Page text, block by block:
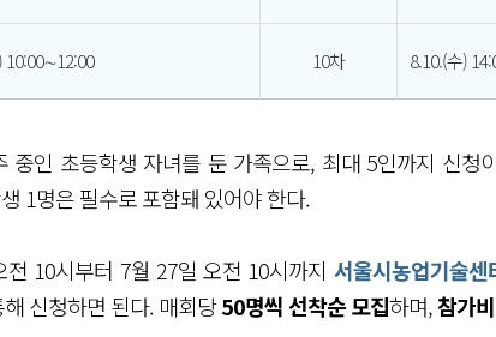
10:00∼12:00 10차 8.10.(수)
중인 초등학생 자녀를 둔 가족으로, 최대 5인까지 신청
1명은 필수로 포함돼 있어야 한다.
10시부터 7월 27일 오전 10시까지 서울시농업기술센
신청하면 된다. 매회당50명씩 선착순 모집하며,참가